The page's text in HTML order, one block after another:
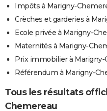
Impôts à Marigny-
Crèches et garderies à
Ecole privée à Marigny-
Maternités à Marigny-
Prix immobilier à Marigny-
Référendum à Marigny-
Tous les résultats
Chemereau